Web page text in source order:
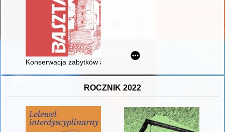
Konserwacja zabytków archeologicznych
ROCZNIK 2022